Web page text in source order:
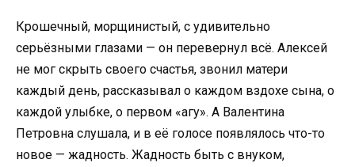
Крошечный, морщинистый, с удивительно
серьёзными глазами — он перевернул всё. Алексей
не мог скрыть своего счастья, звонил матери
каждый день, рассказывал о каждом вздохе сына, о
каждой улыбке, о первом «агу». А Валентина
Петровна слушала, и в её голосе появлялось что-то
новое — жадность. Жадность быть с внуком,